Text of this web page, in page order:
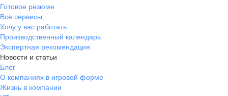
Владивосток
пер. Ланинский д. 4, офис 3.4
+7 423 202-33-28
pr@dv.hh.ru
Новосибирск
ул. Большевистская, д. 35,
Готовое резюме
Все сервисы
Хочу у вас работать
Производственный календарь
Экспертная рекомендация
Новости и статьи
Блог
О компаниях в игровой форме
Жизнь в компании